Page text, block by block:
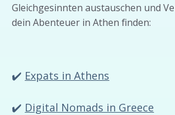
Gleichgesinnten austauschen und
dein Abenteuer in Athen finden:
✔️ Expats in Athens
✔️ Digital Nomads in Greece